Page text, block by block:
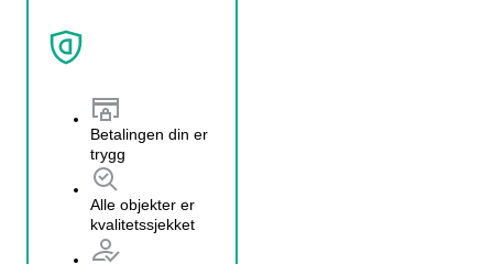
Betalingen din er
trygg
Alle objekter er
kvalitetssjekket